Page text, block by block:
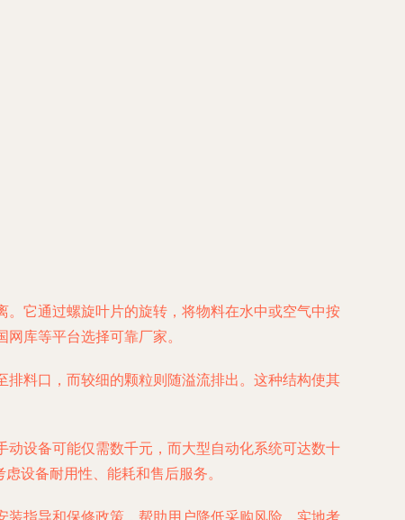
它通过螺旋叶片的旋转，将物料在水中或空气中按
库等平台选择可靠厂家。
料口，而较细的颗粒则随溢流排出。这种结构使其
设备可能仅需数千元，而大型自动化系统可达数十
设备耐用性、能耗和售后服务。